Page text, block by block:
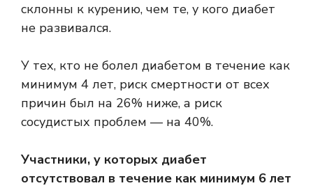
склонны к курению, чем те, у кого диабет
не развивался.
У тех, кто не болел диабетом в течение как
минимум 4 лет, риск смертности от всех
причин был на 26% ниже, а риск
сосудистых проблем — на 40%.
Участники, у которых диабет
отсутствовал в течение как минимум 6 лет